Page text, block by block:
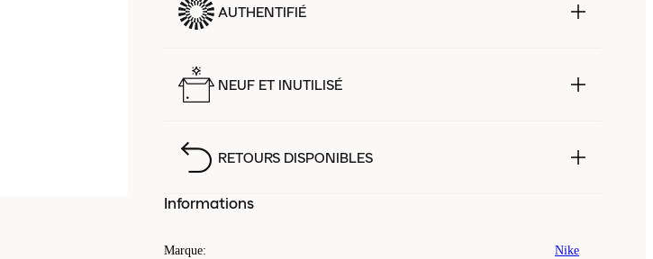
AUTHENTIFIÉ
NEUF ET INUTILISÉ
RETOURS DISPONIBLES
Informations
Marque: Nike